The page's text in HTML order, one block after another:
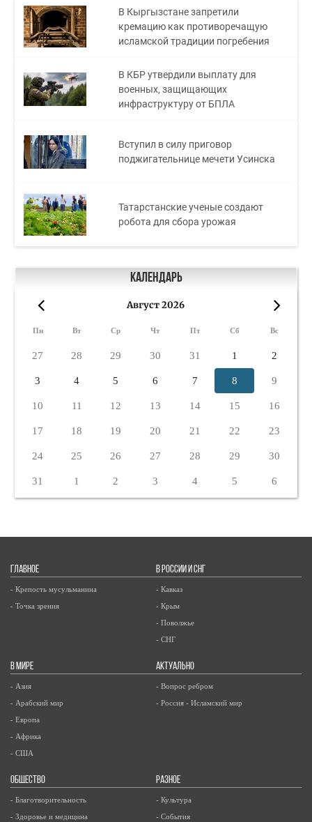
В Кыргызстане запретили
кремацию как противоречащую
исламской традиции погребения
В КБР утвердили выплату для
военных, защищающих
инфраструктуру от БПЛА
Вступил в силу приговор
поджигательнице мечети Усинска
Татарстанские ученые создают
робота для сбора урожая
Календарь
Август 2026
Пн Вт Ср Чт Пт Сб Вс
27 28 29 30 31 1 2
3 4 5 6 7 8 9
10 11 12 13 14 15 16
17 18 19 20 21 22 23
24 25 26 27 28 29 30
31 1 2 3 4 5 6
ГЛАВНОЕ
- Крепость мусульманина
- Точка зрения
В РОССИИ И СНГ
- Кавказ
- Крым
- Поволжье
- СНГ
В МИРЕ
- Азия
- Арабский мир
- Европа
- Африка
- США
АКТУАЛЬНО
- Вопрос ребром
- Россия - Исламский мир
ОБЩЕСТВО
- Благотворительность
- Здоровье и медицина
РАЗНОЕ
- Культура
- События